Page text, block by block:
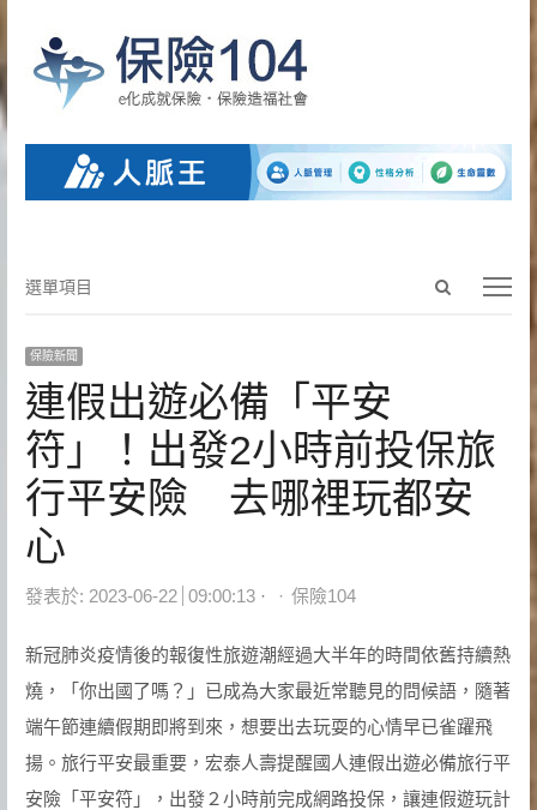
Open
search
選
項
目
選單項目
保險新聞
連假出遊必備「平安
符」！出發2小時前投保旅
行平安險 去哪裡玩都安
心
發表於: 2023-06-22 09:00:13 Author
保險104
新冠肺炎疫情後的報復性旅遊潮經過大半年的時間依舊持續熱
燒，「你出國了嗎？」已成為大家最近常聽見的問候語，隨著
端午節連續假期即將到來，想要出去玩耍的心情早已雀躍飛
揚。旅行平安最重要，宏泰人壽提醒國人連假出遊必備旅行平
安險「平安符」，出發２小時前完成網路投保，讓連假遊玩計